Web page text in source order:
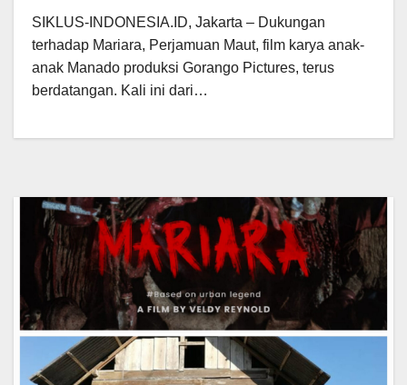
SIKLUS-INDONESIA.ID, Jakarta – Dukungan
terhadap Mariara, Perjamuan Maut, film karya anak-
anak Manado produksi Gorango Pictures, terus
berdatangan. Kali ini dari…